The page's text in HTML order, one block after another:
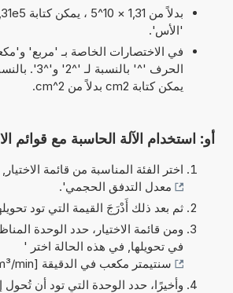
'الأس'.
في الاختصارات الخاصة بـ 'مربع'
الحرف '^'
يمكن كتابة cm2 بدلاً من cm^2.
أو: استخدام الآلة الحاسبة مع قوائم
اختر الفئة المناسبة من قائمة
معدل التدفق الحجمي'.
ثم بعد ذلك أَدْرَجَ القيمة التي تود
ومن قائمة الاختيار، حدد الوحدة
في تحويلها, في هذه الحالة اختر '
سنتيمتر مكعب في الدقيقة [cm³/min]
وأخيرًا، حدد الوحدة التي تود أن تُحول